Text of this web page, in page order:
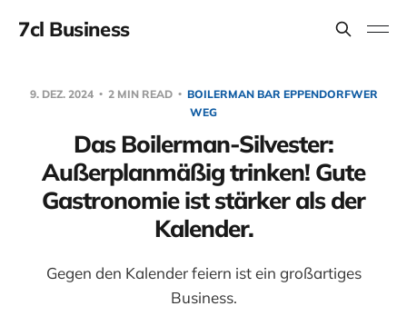
7cl Business
9. DEZ. 2024 2 MIN READ
BOILERMAN BAR EPPENDORFWER
WEG
Das Boilerman-Silvester:
Außerplanmäßig trinken! Gute
Gastronomie ist stärker als der
Kalender.
Gegen den Kalender feiern ist ein großartiges
Business.